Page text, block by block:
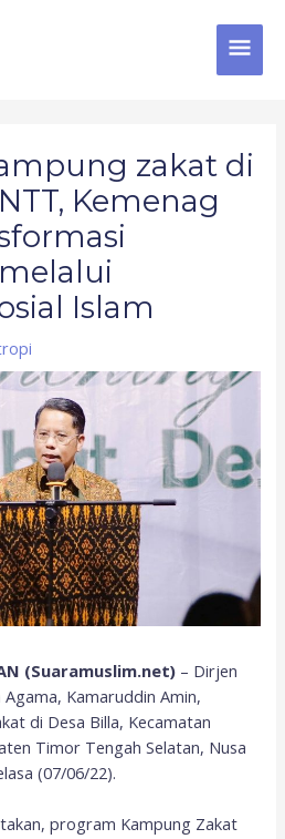
zakat di
Kemenag
Islam
(Suaramuslim.net) – Dirjen
Kamaruddin Amin,
di Desa Billa, Kecamatan
Timor Tengah Selatan, Nusa
(07/06/22).
program Kampung Zakat